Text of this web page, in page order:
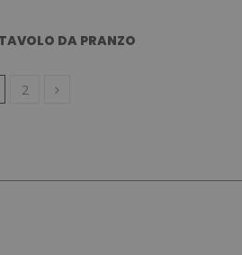
DA PRANZO
2